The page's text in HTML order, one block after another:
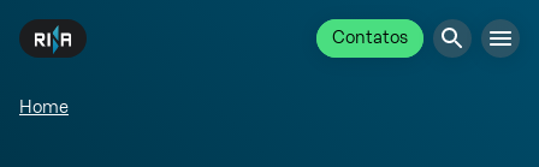
Contatos
Home